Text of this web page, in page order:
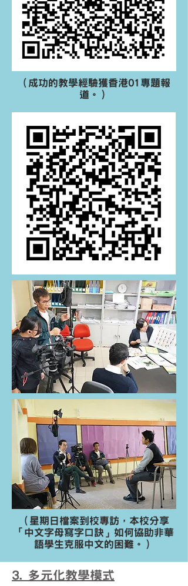
（成功的教學經驗獲香港01專題報
道。）
（星期日檔案到校專訪，本校分享
「中文字母寫字口訣」如何協助非華
語學生克服中文的困難。）
3. 多元化教學模式